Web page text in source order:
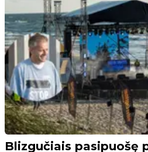
Blizgučiais pasipuošę